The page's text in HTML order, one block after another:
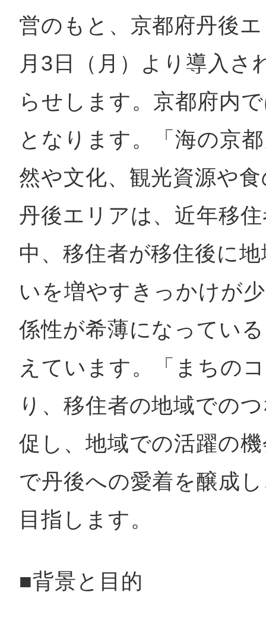
営のもと、京都府丹後
月3日（月）より導入さ
らせします。京都府内
となります。「海の京
然や文化、観光資源や
丹後エリアは、近年移
中、移住者が移住後に
いを増やすきっかけが
係性が希薄になってい
えています。「まちの
り、移住者の地域での
促し、地域での活躍の
で丹後への愛着を醸成
目指します。
■背景と目的
多度津
厚木
八尾
鎌倉
相模原
渋谷区